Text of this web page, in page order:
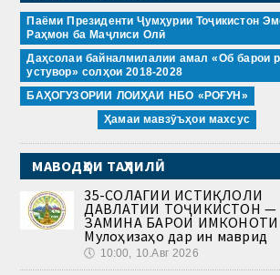
Паёми Президенти Ҷумҳурии Тоҷикистон
Раҳмон ба Маҷлиси Олӣ
Даҳсолаи байналмилалии амал «Об барои
устувор» солҳои 2018-2028
БАҲОГУЗОРИИ ЛОИҲАИ НБО «РОҒУН»
Ҳамаи мавзӯъҳои махсус
МАВОДҲОИ ТАҲЛИЛӢ
35-СОЛАГИИ ИСТИҚЛОЛИ
ДАВЛАТИИ ТОҶИКИСТОН —
ЗАМИНА БАРОИ ИМКОНОТИ
Мулоҳизаҳо дар ин маврид
🕔 10:00, 10.Авг 2026